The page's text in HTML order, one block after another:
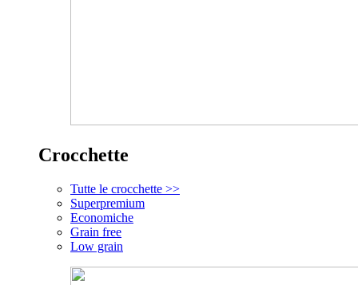
Crocchette
Tutte le crocchette >>
Superpremium
Economiche
Grain free
Low grain